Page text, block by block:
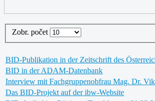
Zobr. počet
BID-Publikation in der Zeitschrift des
BID in der ADAM-Datenbank
Interview mit Fachgruppenobfrau Mag. Dr.
Das BID-Projekt auf der ibw-Website